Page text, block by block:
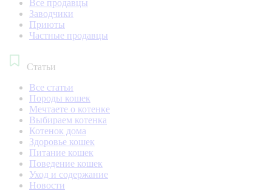
Все продавцы
Заводчики
Приюты
Частные продавцы
Статьи
Все статьи
Породы кошек
Мечтаете о котенке
Выбираем котенка
Котенок дома
Здоровье кошек
Питание кошек
Поведение кошек
Уход и содержание
Новости